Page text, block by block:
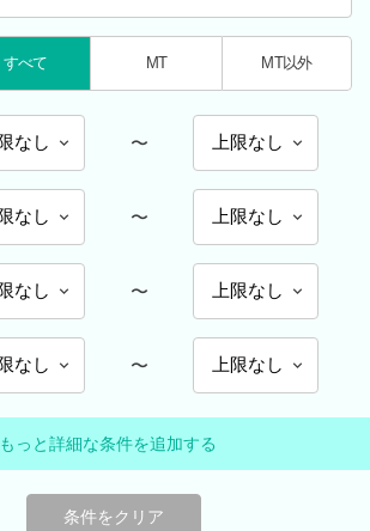
すべて MT MT以外
〜
〜
〜
〜
もっと詳細な条件を追加する
条件をクリア